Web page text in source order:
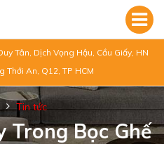
Tân, Dịch Vọng Hậu, Cầu Giấy, HN
Thới An, Q12, TP HCM
Tin tức
Trong Bọc Ghế